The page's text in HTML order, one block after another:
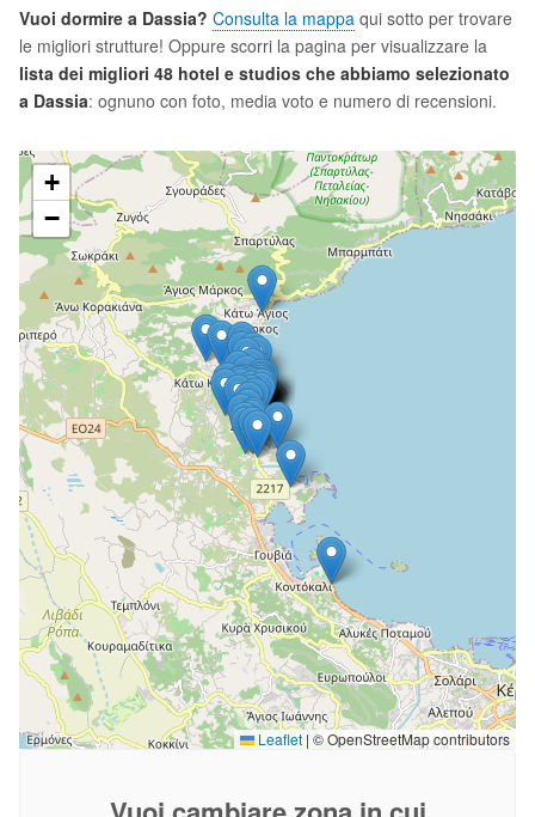
Vuoi dormire a Dassia? Consulta la mappa qui sotto per trovare
le migliori strutture! Oppure scorri la pagina per visualizzare la
lista dei migliori 48 hotel e studios che abbiamo selezionato
a Dassia: ognuno con foto, media voto e numero di recensioni.
+
−
Leaflet | © OpenStreetMap contributors